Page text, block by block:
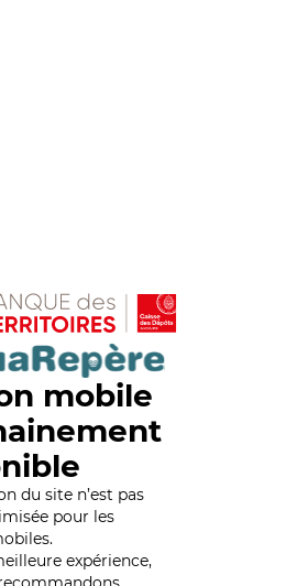
mobile
du site n’est pas
pour les
expérience,